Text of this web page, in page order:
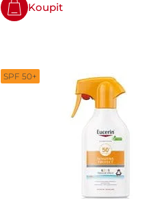
Koupit
SPF 50+